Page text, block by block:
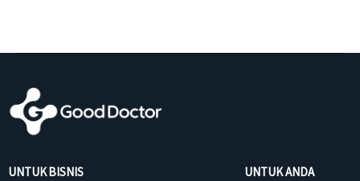
UNTUK BISNIS UNTUK ANDA